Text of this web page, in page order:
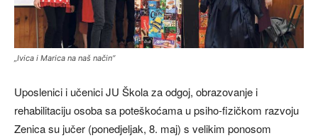
„Ivica i Marica na naš način“
Uposlenici i učenici JU Škola za odgoj, obrazovanje i
rehabilitaciju osoba sa poteškoćama u psiho-fizičkom razvoju
Zenica su jučer (ponedjeljak, 8. maj) s velikim ponosom